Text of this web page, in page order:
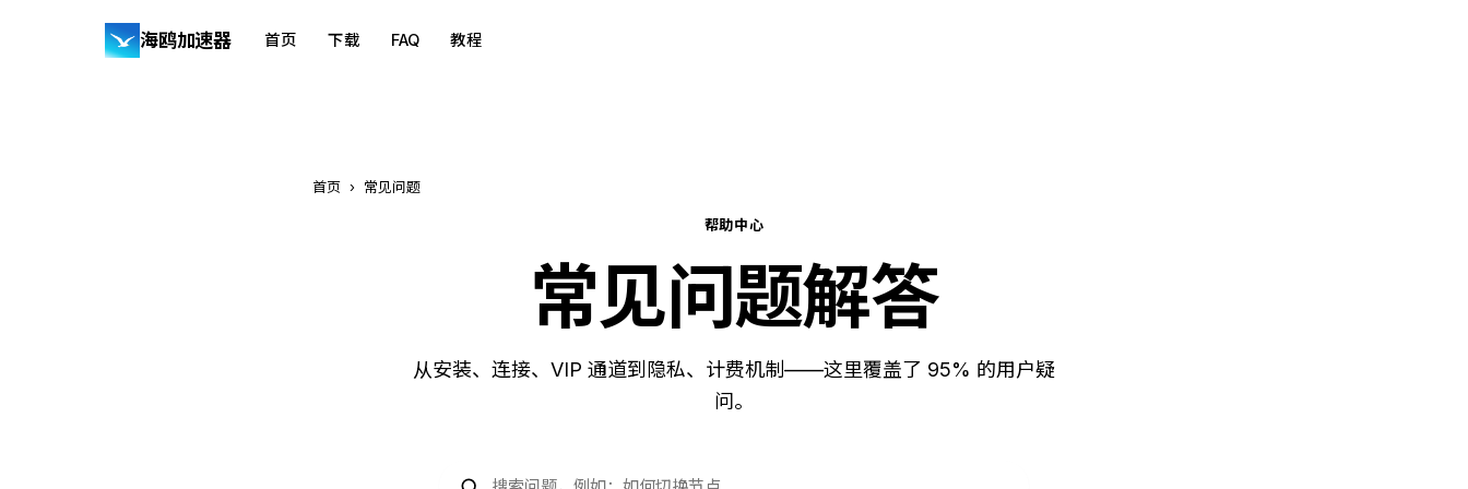
海鸥加速器 首页 下载 FAQ 教程
首页 › 常见问题
帮助中心
常见问题解答
从安装、连接、VIP 通道到隐私、计费机制——这里覆盖了 95% 的用户疑
问。